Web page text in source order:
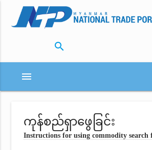
search
menu
ကုန်စည်ရှာဖွေခြင်း
Instructions for using commodity search